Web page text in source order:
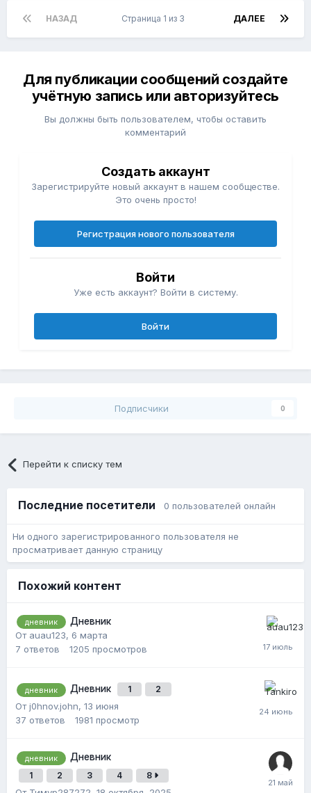
НАЗАД ДАЛЕЕ
Страница 1 из 3
Для публикации сообщений создайте
учётную запись или авторизуйтесь
Вы должны быть пользователем, чтобы оставить
комментарий
Создать аккаунт
Зарегистрируйте новый аккаунт в нашем сообществе.
Это очень просто!
Регистрация нового пользователя
Войти
Уже есть аккаунт? Войти в систему.
Войти
Подписчики 0
Перейти к списку тем
Последние посетители 0 пользователей онлайн
Ни одного зарегистрированного пользователя не
просматривает данную страницу
Похожий контент
дневник
Дневник
От auau123, 6 марта
7 ответов 1205 просмотров
дневник Дневник 1 2
От j0hnov.john, 13 июня
37 ответов 1981 просмотр
дневник Дневник
1 2 3 4 8